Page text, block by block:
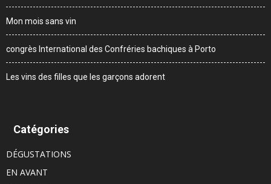
Mon mois sans vin
congrès International des Confréries bachiques à Porto
Les vins des filles que les garçons adorent
Catégories
DÉGUSTATIONS
EN AVANT